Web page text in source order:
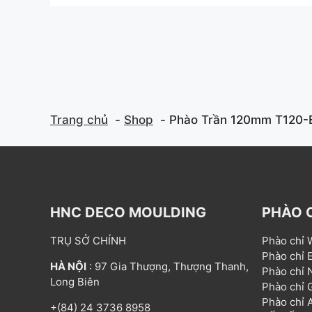
Trang chủ Shop Phào Trần 120mm T120-
HNC DECO MOULDING
TRỤ SỞ CHÍNH
HÀ NỘI : 97 Gia Thượng, Thượng Thanh,
Long Biên
+(84) 24 3736 8958
PHÀO
Phào chỉ
Phào chỉ
Phào chỉ
Phào chỉ
Phào chỉ